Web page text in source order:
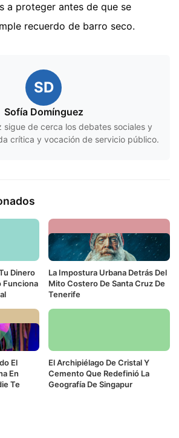
a proteger antes de que se
recuerdo de barro seco.
SD
Sofía Domínguez
sigue de cerca los debates sociales y
crítica y vocación de servicio público.
Dinero
Funciona
La Impostura Urbana Detrás Del
Mito Costero De Santa Cruz De
Tenerife
El
En
Te
El Archipiélago De Cristal Y
Cemento Que Redefinió La
Geografía De Singapur